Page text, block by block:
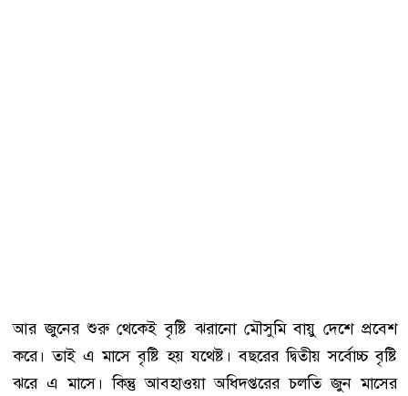
আর জুনের শুরু থেকেই বৃষ্টি ঝরানো মৌসুমি বায়ু দেশে প্রবেশ
করে। তাই এ মাসে বৃষ্টি হয় যথেষ্ট। বছরের দ্বিতীয় সর্বোচ্চ বৃষ্টি
ঝরে এ মাসে। কিন্তু আবহাওয়া অধিদপ্তরের চলতি জুন মাসের